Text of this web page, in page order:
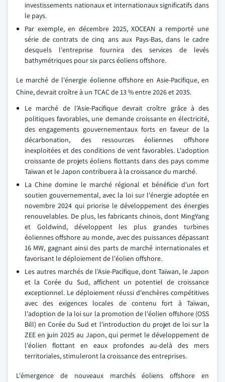
investissements nationaux et internationaux significatifs dans
le pays.
Par exemple, en décembre 2025, XOCEAN a remporté une
série de contrats de cinq ans aux Pays-Bas, dans le cadre
desquels l'entreprise fournira des services de levés
bathymétriques pour six parcs éoliens offshore.
Le marché de l'énergie éolienne offshore en Asie-Pacifique, en
Chine, devrait croître à un TCAC de 13 % entre 2026 et 2035.
Le marché de l'Asie-Pacifique devrait croître grâce à des
politiques favorables, une demande croissante en électricité,
des engagements gouvernementaux forts en faveur de la
décarbonation, des ressources éoliennes offshore
inexploitées et des conditions de vent favorables. L'adoption
croissante de projets éoliens flottants dans des pays comme
Taïwan et le Japon contribuera à la croissance du marché.
La Chine domine le marché régional et bénéficie d'un fort
soutien gouvernemental, avec la loi sur l'énergie adoptée en
novembre 2024 qui priorise le développement des énergies
renouvelables. De plus, les fabricants chinois, dont MingYang
et Goldwind, développent les plus grandes turbines
éoliennes offshore au monde, avec des puissances dépassant
16 MW, gagnant ainsi des parts de marché internationales et
favorisant le déploiement de l'éolien offshore.
Les autres marchés de l'Asie-Pacifique, dont Taïwan, le Japon
et la Corée du Sud, affichent un potentiel de croissance
exceptionnel. Le déploiement réussi d'enchères compétitives
avec des exigences locales de contenu fort à Taïwan,
l'adoption de la loi sur la promotion de l'éolien offshore (OSS
Bill) en Corée du Sud et l'introduction du projet de loi sur la
ZEE en juin 2025 au Japon, qui permet le développement de
l'éolien flottant en eaux profondes au-delà des mers
territoriales, stimuleront la croissance des entreprises.
L'émergence de nouveaux marchés éoliens offshore en